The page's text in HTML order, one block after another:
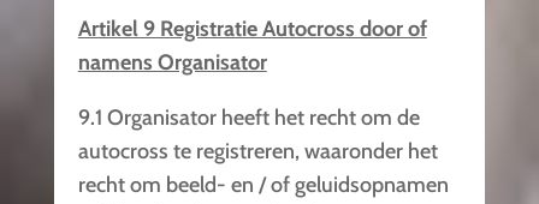
Artikel 9 Registratie Autocross door of
namens Organisator
9.1 Organisator heeft het recht om de
autocross te registreren, waaronder het
recht om beeld- en / of geluidsopnamen